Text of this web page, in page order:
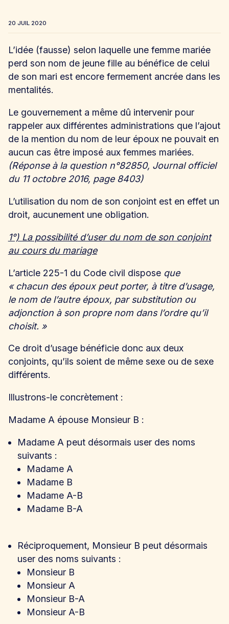
20 JUIL 2020
L’idée (fausse) selon laquelle une femme mariée
perd son nom de jeune fille au bénéfice de celui
de son mari est encore fermement ancrée dans les
mentalités.
Le gouvernement a même dû intervenir pour
rappeler aux différentes administrations que l’ajout
de la mention du nom de leur époux ne pouvait en
aucun cas être imposé aux femmes mariées.
(Réponse à la question n°82850, Journal officiel
du 11 octobre 2016, page 8403)
L’utilisation du nom de son conjoint est en effet un
droit, aucunement une obligation.
1°) La possibilité d’user du nom de son conjoint
au cours du mariage
L’article 225-1 du Code civil disposeque
« chacun des époux peut porter, à titre d’usage,
le nom de l’autre époux, par substitution ou
adjonction à son propre nom dans l’ordre qu’il
choisit. »
Ce droit d’usage bénéficie donc aux deux
conjoints, qu’ils soient de même sexe ou de sexe
différents.
Illustrons-le concrètement :
Madame A épouse Monsieur B :
Madame A peut désormais user des noms
suivants :
Madame A
Madame B
Madame A-B
Madame B-A
Réciproquement, Monsieur B peut désormais
user des noms suivants :
Monsieur B
Monsieur A
Monsieur B-A
Monsieur A-B